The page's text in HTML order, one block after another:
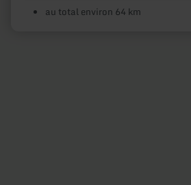
au total environ 64 km